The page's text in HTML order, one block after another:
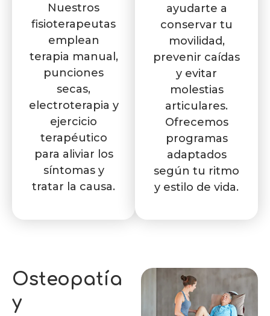
Nuestros
fisioterapeutas
emplean
terapia manual,
punciones
secas,
electroterapia y
ejercicio
terapéutico
para aliviar los
síntomas y
tratar la causa.
ayudarte a
conservar tu
movilidad,
prevenir caídas
y evitar
molestias
articulares.
Ofrecemos
programas
adaptados
según tu ritmo
y estilo de vida.
Osteopatía
y